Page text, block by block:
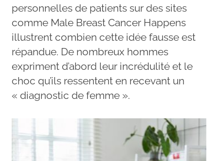
personnelles de patients sur des sites
comme Male Breast Cancer Happens
illustrent combien cette idée fausse est
répandue. De nombreux hommes
expriment d’abord leur incrédulité et le
choc qu’ils ressentent en recevant un
« diagnostic de femme ».